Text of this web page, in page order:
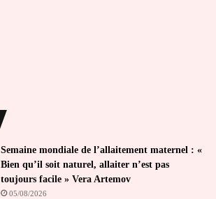
Semaine mondiale de l’allaitement maternel : «
Bien qu’il soit naturel, allaiter n’est pas
toujours facile » Vera Artemov
05/08/2026